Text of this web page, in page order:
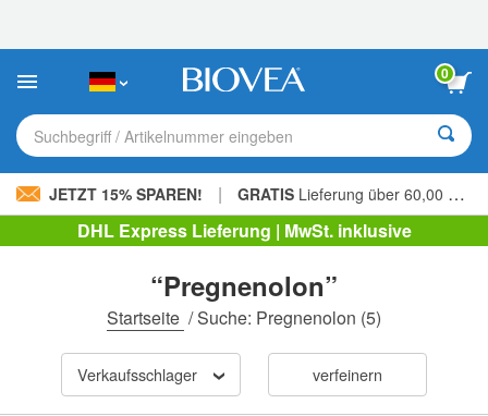
Sie:
Website
ein
Barrierefreiheitssystem.
0
Suchbegriff / Artikelnummer eingeben
JETZT 15% SPAREN! | GRATIS Lieferung über 60,00 € »
DHL Express Lieferung | MwSt. inklusive
“Pregnenolon”
Startseite /Suche: Pregnenolon (5)
Verkaufsschlager verfeinern